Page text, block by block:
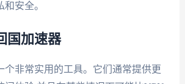
安全。
国加速器
个非常实用的工具。它们通常提供更